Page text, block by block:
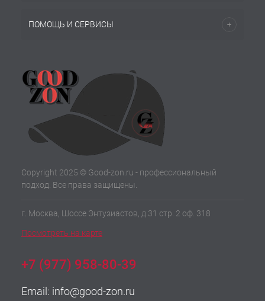
ПОМОЩЬ И СЕРВИСЫ
Copyright 2025 © Good-zon.ru - профессиональный
подход. Все права защищены.
г. Москва, Шоссе Энтузиастов, д.31 стр. 2 оф. 318
Посмотреть на карте
+7 (977) 958-80-39
Email: info@good-zon.ru